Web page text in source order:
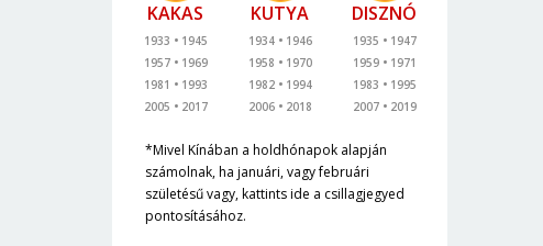
KAKAS
1933
1945
1957
1969
1981
1993
2005
2017
KUTYA
1934
1946
1958
1970
1982
1994
2006
2018
DISZNÓ
1935
1947
1959
1971
1983
1995
2007
2019
*Mivel Kínában a holdhónapok alapján
számolnak, ha januári, vagy februári
születésű vagy, kattints ide a csillagjegyed
pontosításához.